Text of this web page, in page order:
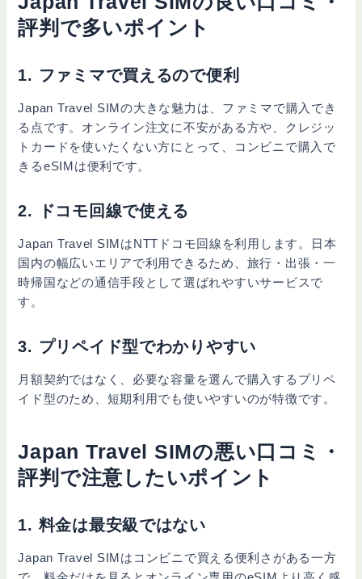
評判で多いポイント
1. ファミマで買えるので便利
Japan Travel SIMの大きな魅力は、ファミマで購入でき
る点です。オンライン注文に不安がある方や、クレジッ
トカードを使いたくない方にとって、コンビニで購入で
きるeSIMは便利です。
2. ドコモ回線で使える
Japan Travel SIMはNTTドコモ回線を利用します。日本
国内の幅広いエリアで利用できるため、旅行・出張・一
時帰国などの通信手段として選ばれやすいサービスで
す。
3. プリペイド型でわかりやすい
月額契約ではなく、必要な容量を選んで購入するプリペ
イド型のため、短期利用でも使いやすいのが特徴です。
Japan Travel SIMの悪い口コミ・
評判で注意したいポイント
1. 料金は最安級ではない
Japan Travel SIMはコンビニで買える便利さがある一方